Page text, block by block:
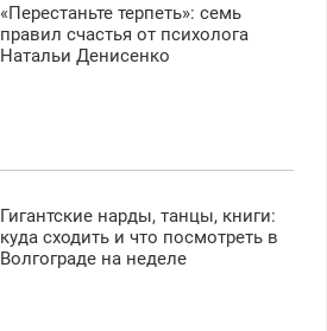
«Перестаньте терпеть»: семь
правил счастья от психолога
Натальи Денисенко
Гигантские нарды, танцы, книги:
куда сходить и что посмотреть в
Волгограде на неделе